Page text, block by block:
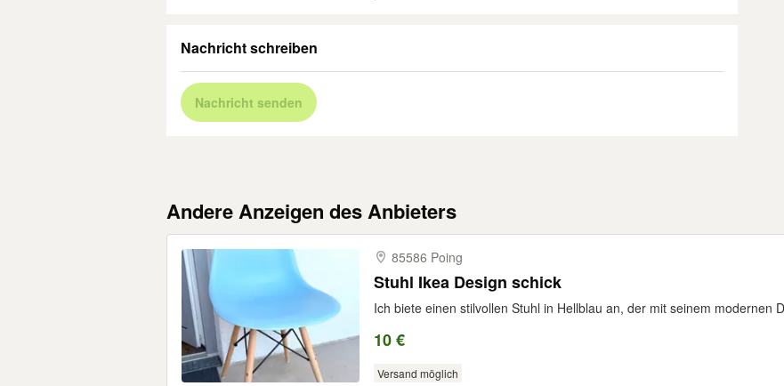
Nachricht schreiben
Nachricht senden
Andere Anzeigen des Anbieters
85586 Poing
Stuhl Ikea Design schick
Ich biete einen stilvollen Stuhl in Hellblau an, der mit seinem modernen
10 €
Versand möglich